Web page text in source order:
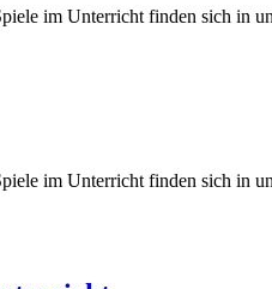
im Unterricht finden sich in
im Unterricht finden sich in